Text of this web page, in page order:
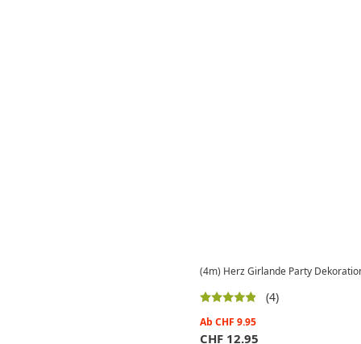
(4m) Herz Girlande Party
(4)
Ab CHF 9.95
CHF 12.95